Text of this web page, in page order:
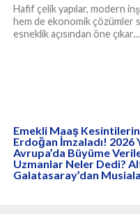
Hafif çelik yapılar, modern
hem de ekonomik çözümler
esneklik açısından öne
Emekli Maaş
Erdoğan İmzaladı! 2026
Avrupa’da Büyüme
Uzmanlar Neler Dedi?
Galatasaray’dan